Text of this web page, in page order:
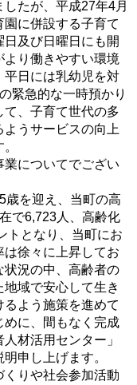
たが、平成27年4月
に併設する子育て
及び日曜日にも開
より働きやすい環境
平日には乳幼児を対
緊急的な一時預かり
て、子育て世代の多
うサービスの向上
業についてでござい
歳を迎え、当町の高
で6,723人、高齢化
トとなり、当町にお
は徐々に上昇してお
状況の中、高齢者の
域で安心して生き
よう施策を進めて
めに、間もなく完成
材活用センター」
申し上げます。
りや社会参加活動